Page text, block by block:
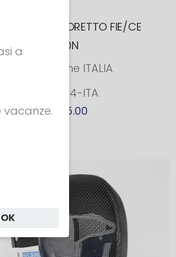
da FIORETTO FIE/CE
1600N
Colorazione ITALIA
Cod. 504-ITA
€ 295.00
a
OK